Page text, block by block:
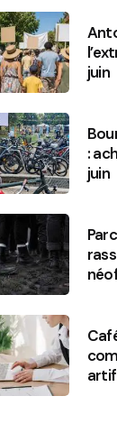
juin
:
juin